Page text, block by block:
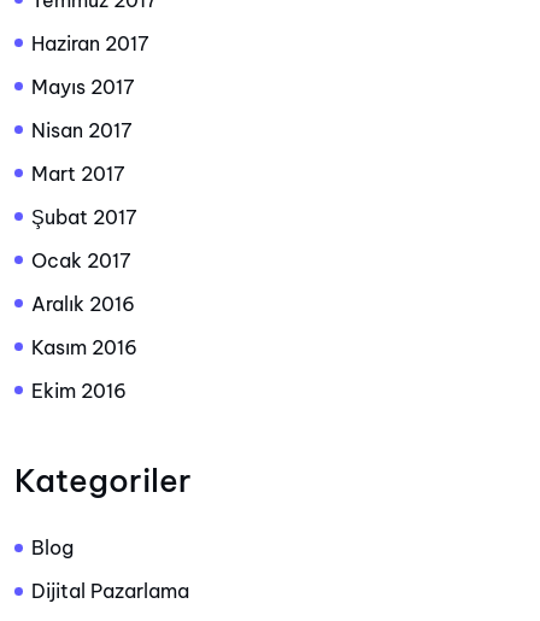
Haziran 2017
Mayıs 2017
Nisan 2017
Mart 2017
Şubat 2017
Ocak 2017
Aralık 2016
Kasım 2016
Ekim 2016
Kategoriler
Blog
Dijital Pazarlama